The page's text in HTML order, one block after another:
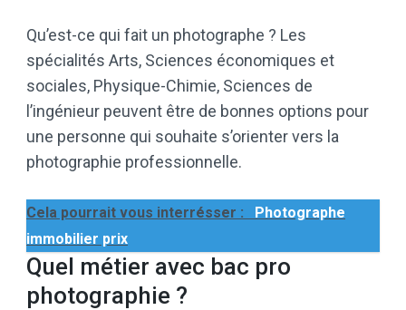
Qu’est-ce qui fait un photographe ? Les
spécialités Arts, Sciences économiques et
sociales, Physique-Chimie, Sciences de
l’ingénieur peuvent être de bonnes options pour
une personne qui souhaite s’orienter vers la
photographie professionnelle.
Cela pourrait vous interrésser :
Photographe
immobilier prix
Quel métier avec bac pro
photographie ?